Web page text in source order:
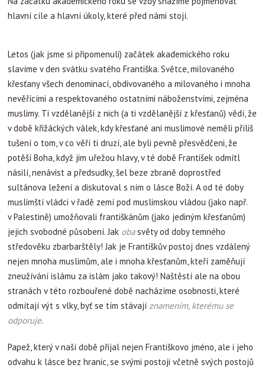
hlavní cíle a hlavní úkoly, které před námi stojí.
Letos (jak jsme si připomenuli) začátek akademického roku
slavíme v den svátku svatého Františka. Světce, milovaného
křesťany všech denominací, obdivovaného a milovaného i mnoha
nevěřícími a respektovaného ostatními náboženstvími, zejména
muslimy. Ti vzdělanější z nich (a ti vzdělanější z křesťanů) vědí, že
v době křižáckých válek, kdy křesťané ani muslimové neměli příliš
tušení o tom, v co věří ti druzí, ale byli pevně přesvědčeni, že
potěší Boha, když jim uřežou hlavy, v té době František odmítl
násilí, nenávist a předsudky, šel beze zbraně doprostřed
sultánova ležení a diskutoval s ním o lásce Boží. A od té doby
muslimští vládci v řadě zemí pod muslimskou vládou (jako např.
v Palestině) umožňovali františkánům (jako jediným křesťanům)
jejich svobodné působení. Jak obasvěty od doby temného
středověku zbarbarštěly! Jak je Františkův postoj dnes vzdálený
nejen mnoha muslimům, ale i mnoha křesťanům, kteří zaměňují
zneužívání islámu za islám jako takový! Naštěstí ale na obou
stranách v této rozbouřené době nacházíme osobnosti, které
odmítají výt s vlky, byť se tím stávají znamením, kterému se
odporuje.
Papež, který v naší době přijal nejen Františkovo jméno, ale i jeho
odvahu k lásce bez hranic, se svými postoji včetně svých postojů